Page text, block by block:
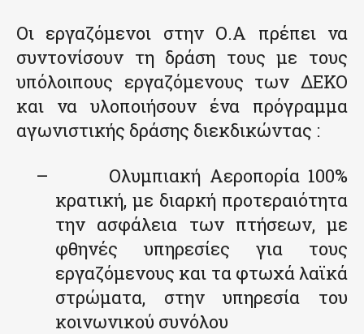
Οι εργαζόμενοι στην Ο.Α πρέπει να
συντονίσουν τη δράση τους με τους
υπόλοιπους εργαζόμενους των ΔΕΚΟ
και να υλοποιήσουν ένα πρόγραμμα
αγωνιστικής δράσης διεκδικώντας :
–
Ολυμπιακή Αεροπορία 100%
κρατική, με διαρκή προτεραιότητα
την ασφάλεια των πτήσεων, με
φθηνές υπηρεσίες για τους
εργαζόμενους και τα φτωχά λαϊκά
στρώματα, στην υπηρεσία του
κοινωνικού συνόλου